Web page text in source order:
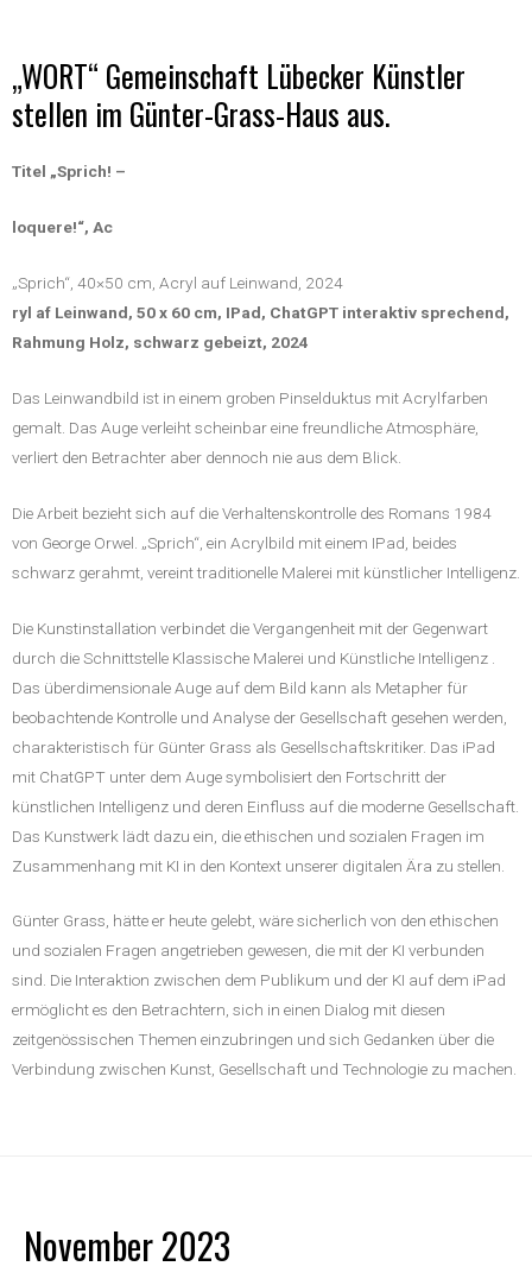
„WORT“ Gemeinschaft Lübecker Künstler
stellen im Günter-Grass-Haus aus.
Titel „Sprich! –
loquere!“, Ac
„Sprich“, 40×50 cm, Acryl auf Leinwand, 2024
ryl af Leinwand, 50 x 60 cm, IPad, ChatGPT interaktiv sprechend,
Rahmung Holz, schwarz gebeizt, 2024
Das Leinwandbild ist in einem groben Pinselduktus mit Acrylfarben
gemalt. Das Auge verleiht scheinbar eine freundliche Atmosphäre,
verliert den Betrachter aber dennoch nie aus dem Blick.
Die Arbeit bezieht sich auf die Verhaltenskontrolle des Romans 1984
von George Orwel. „Sprich“, ein Acrylbild mit einem IPad, beides
schwarz gerahmt, vereint traditionelle Malerei mit künstlicher Intelligenz.
Die Kunstinstallation verbindet die Vergangenheit mit der Gegenwart
durch die Schnittstelle Klassische Malerei und Künstliche Intelligenz .
Das überdimensionale Auge auf dem Bild kann als Metapher für
beobachtende Kontrolle und Analyse der Gesellschaft gesehen werden,
charakteristisch für Günter Grass als Gesellschaftskritiker. Das iPad
mit ChatGPT unter dem Auge symbolisiert den Fortschritt der
künstlichen Intelligenz und deren Einfluss auf die moderne Gesellschaft.
Das Kunstwerk lädt dazu ein, die ethischen und sozialen Fragen im
Zusammenhang mit KI in den Kontext unserer digitalen Ära zu stellen.
Günter Grass, hätte er heute gelebt, wäre sicherlich von den ethischen
und sozialen Fragen angetrieben gewesen, die mit der KI verbunden
sind. Die Interaktion zwischen dem Publikum und der KI auf dem iPad
ermöglicht es den Betrachtern, sich in einen Dialog mit diesen
zeitgenössischen Themen einzubringen und sich Gedanken über die
Verbindung zwischen Kunst, Gesellschaft und Technologie zu machen.
November 2023